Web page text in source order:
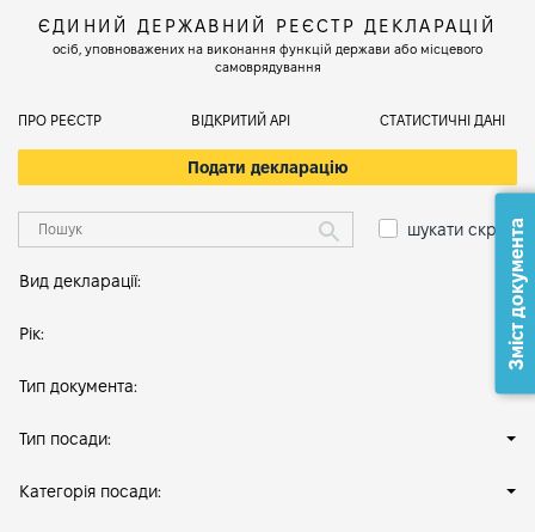
ЄДИНИЙ ДЕРЖАВНИЙ РЕЄСТР ДЕКЛАРАЦІЙ
осіб, уповноважених на виконання функцій держави або місцевого
самоврядування
ПРО РЕЄСТР ВІДКРИТИЙ АРІ СТАТИСТИЧНІ ДАНІ
Подати декларацію
шукати скрізь
Вид декларації:
Рік:
Тип документа:
Тип посади:
Категорія посади:
Зміст документа